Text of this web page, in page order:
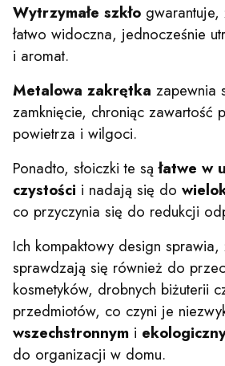
Wytrzymałe szkło
łatwo widoczna, jednocześnie
i aromat.
Metalowa zakrętka zapewnia
zamknięcie, chroniąc zawartość
powietrza i wilgoci.
Ponadto, słoiczki te sąłatwe w
czystości i nadają się do
co przyczynia się do redukcji
Ich kompaktowy design sprawia,
sprawdzają się również do
kosmetyków, drobnych biżuterii
przedmiotów, co czyni je
wszechstronnym i
do organizacji w domu.